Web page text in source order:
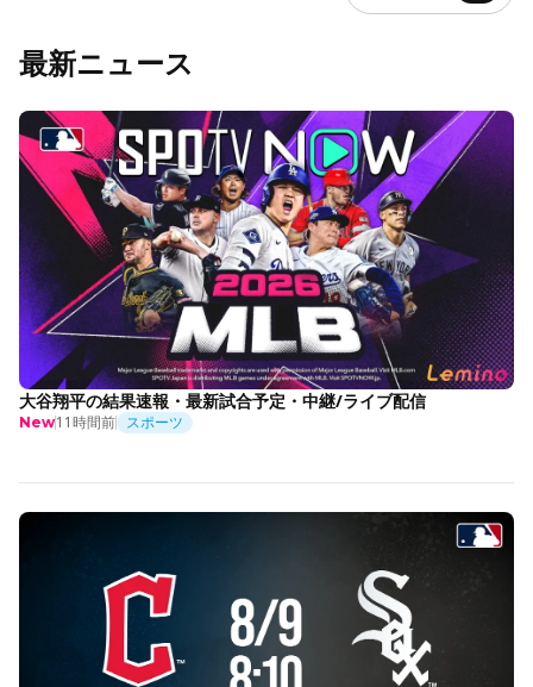
最新ニュース
大谷翔平の結果速報・最新試合予定・中継/ライブ配信
New11時間前 スポーツ